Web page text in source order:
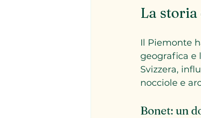
La
Il Piemonte
geografica e
Svizzera,
nocciole e
Bonet: un